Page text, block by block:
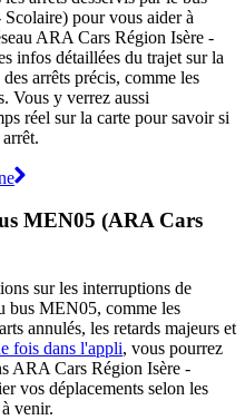
pour vous aider à
ARA Cars Région Isère -
infos détaillées du trajet sur la
arrêts précis, comme les
Vous y verrez aussi
réel sur la carte pour savoir si
MEN05 (ARA Cars
sur les interruptions de
bus MEN05, comme les
annulés, les retards majeurs et
fois dans l'appli, vous pourrez
ARA Cars Région Isère -
vos déplacements selon les
venir.